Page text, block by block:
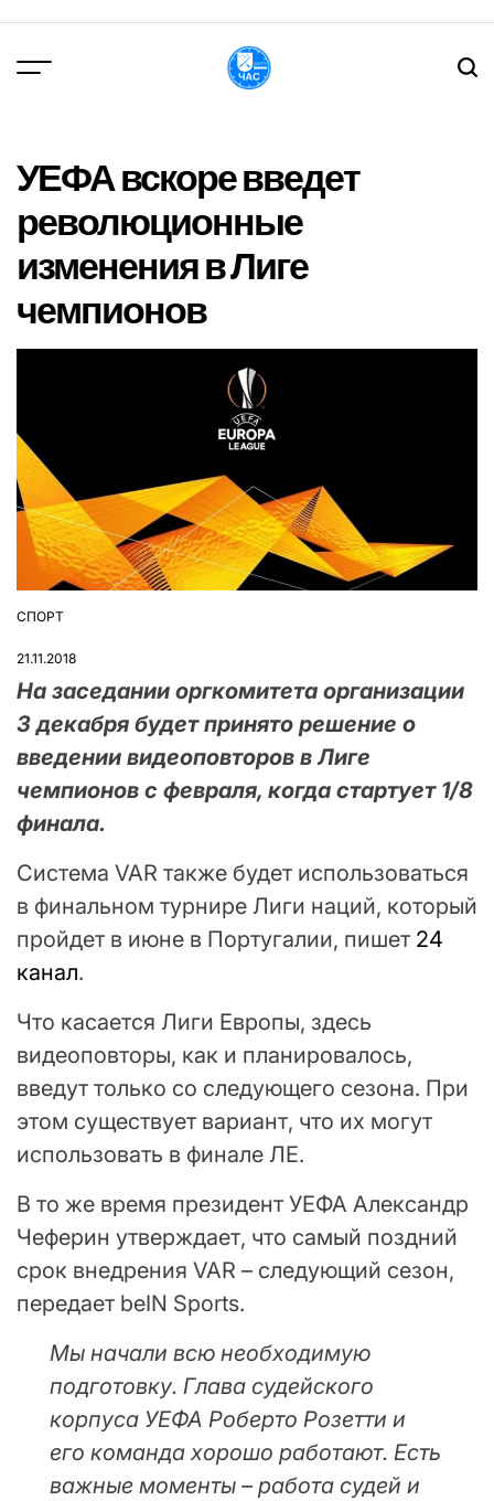
вмісту
УЕФА вскоре введет
революционные
изменения в Лиге
чемпионов
ОПУБЛІКУВАТИ
СПОРТ
21.11.2018
На заседании оргкомитета организации
3 декабря будет принято решение о
введении видеоповторов в Лиге
чемпионов с февраля, когда стартует 1/8
финала.
Система VAR также будет использоваться
в финальном турнире Лиги наций, который
пройдет в июне в Португалии, пишет 24
канал.
Что касается Лиги Европы, здесь
видеоповторы, как и планировалось,
введут только со следующего сезона. При
этом существует вариант, что их могут
использовать в финале ЛЕ.
В то же время президент УЕФА Александр
Чеферин утверждает, что самый поздний
срок внедрения VAR – следующий сезон,
передает beIN Sports.
Мы начали всю необходимую
подготовку. Глава судейского
корпуса УЕФА Роберто Розетти и
его команда хорошо работают. Есть
важные моменты – работа судей и